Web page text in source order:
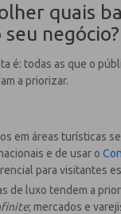
quais
negócio?
é: todas as que o
a priorizar.
em áreas turísticas
e de usar o
para visitantes
de luxo tendem a
; mercados e